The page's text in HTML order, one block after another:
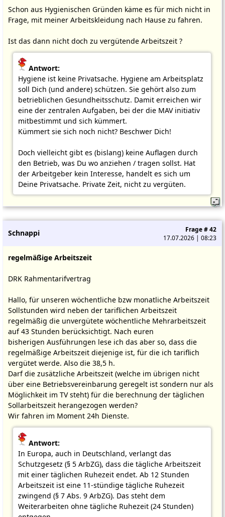
Schon aus Hygienischen Gründen käme es für mich nicht in
Frage, mit meiner Arbeitskleidung nach Hause zu fahren.
Ist das dann nicht doch zu vergütende Arbeitszeit ?
Antwort:
Hygiene ist keine Privatsache. Hygiene am Arbeitsplatz
soll Dich (und andere) schützen. Sie gehört also zum
betrieblichen Gesundheitsschutz. Damit erreichen wir
eine der zentralen Aufgaben, bei der die MAV initiativ
mitbestimmt und sich kümmert.
Kümmert sie sich noch nicht? Beschwer Dich!
Doch vielleicht gibt es (bislang) keine Auflagen durch
den Betrieb, was Du wo anziehen / tragen sollst. Hat
der Arbeitgeber kein Interesse, handelt es sich um
Deine Privatsache. Private Zeit, nicht zu vergüten.
Schnappi
Frage # 42
17.07.2026 | 08:23
regelmäßige Arbeitszeit
DRK Rahmentarifvertrag
Hallo, für unseren wöchentliche bzw monatliche Arbeitszeit
Sollstunden wird neben der tariflichen Arbeitszeit
regelmäßig die unvergütete wöchentliche Mehrarbeitszeit
auf 43 Stunden berücksichtigt. Nach euren
bisherigen Ausführungen lese ich das aber so, dass die
regelmäßige Arbeitszeit diejenige ist, für die ich tariflich
vergütet werde. Also die 38,5 h.
Darf die zusätzliche Arbeitszeit (welche im übrigen nicht
über eine Betriebsvereinbarung geregelt ist sondern nur als
Möglichkeit im TV steht) für die berechnung der täglichen
Sollarbeitszeit herangezogen werden?
Wir fahren im Moment 24h Dienste.
Antwort:
In Europa, auch in Deutschland, verlangt das
Schutzgesetz (§ 5 ArbZG), dass die tägliche Arbeitszeit
mit einer täglichen Ruhezeit endet. Ab 12 Stunden
Arbeitszeit ist eine 11-stündige tägliche Ruhezeit
zwingend (§ 7 Abs. 9 ArbZG). Das steht dem
Weiterarbeiten ohne tägliche Ruhezeit (24 Stunden)